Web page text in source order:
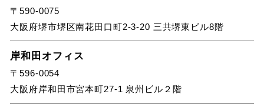
〒590-0075
大阪府堺市堺区南花田口町2-3-20 三共堺東ビル8階
岸和田オフィス
〒596-0054
大阪府岸和田市宮本町27-1 泉州ビル２階